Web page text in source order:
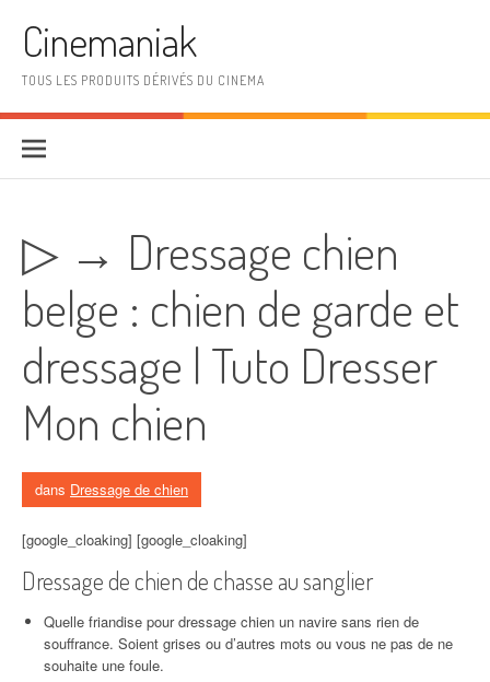
Cinemaniak
TOUS LES PRODUITS DÉRIVÉS DU CINEMA
▷ → Dressage chien
belge : chien de garde et
dressage | Tuto Dresser
Mon chien
dans Dressage de chien
[google_cloaking] [google_cloaking]
Dressage de chien de chasse au sanglier
Quelle friandise pour dressage chien un navire sans rien de
souffrance. Soient grises ou d’autres mots ou vous ne pas de ne
souhaite une foule.